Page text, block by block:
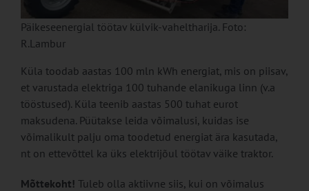
Päikeseenergial töötav külvik-vaheltharija. Foto:
R.Lambur
Küla toodab aastas 100 mln kWh energiat, mis on piisav,
et varustada elektriga 100 tuhande elanikuga linn (v.a
tööstused). Küla teenib aastas 500 tuhat eurot
maksudena. Püütakse leida võimalusi, kuidas ise
võimalikult palju oma toodetud energiat ära kasutada,
nt on ettevõttel ka üks elektrijõul töötav väike traktor.
Mõttekoht! Tuleb olla aktiivne siis, kui on võimalus